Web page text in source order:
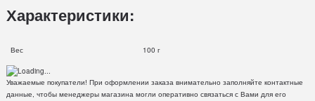
Характеристики:
Вес 100 г
Уважаемые покупатели! При оформлении заказа внимательно заполняйте контактные
данные, чтобы менеджеры магазина могли оперативно связаться с Вами для его